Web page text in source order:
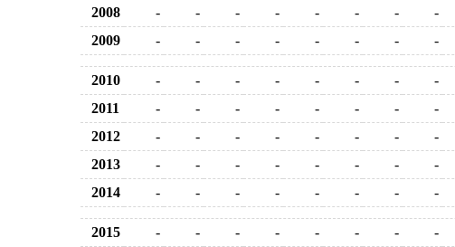
2008
- - - - - - - -
2009
- - - - - - - -
2010 - - - - - - - -
2011
- - - - - - - -
2012
- - - - - - - -
2013
- - - - - - - -
2014
- - - - - - - -
2015 - - - - - - - -